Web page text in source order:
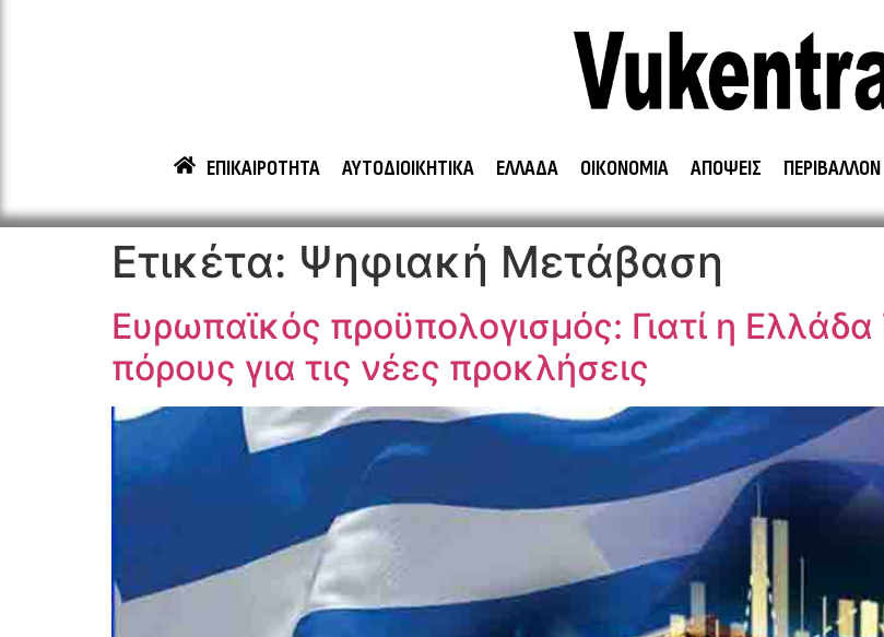
ΕΠΙΚΑΙΡΟΤΗΤΑ ΑΥΤΟΔΙΟΙΚΗΤΙΚΑ ΕΛΛΑΔΑ ΟΙΚΟΝΟΜΙΑ ΑΠΟΨΕΙΣ ΠΕΡΙΒΑΛΛΟΝ
Ετικέτα: Ψηφιακή Μετάβαση
Ευρωπαϊκός προϋπολογισμός: Γιατί η
πόρους για τις νέες προκλήσεις